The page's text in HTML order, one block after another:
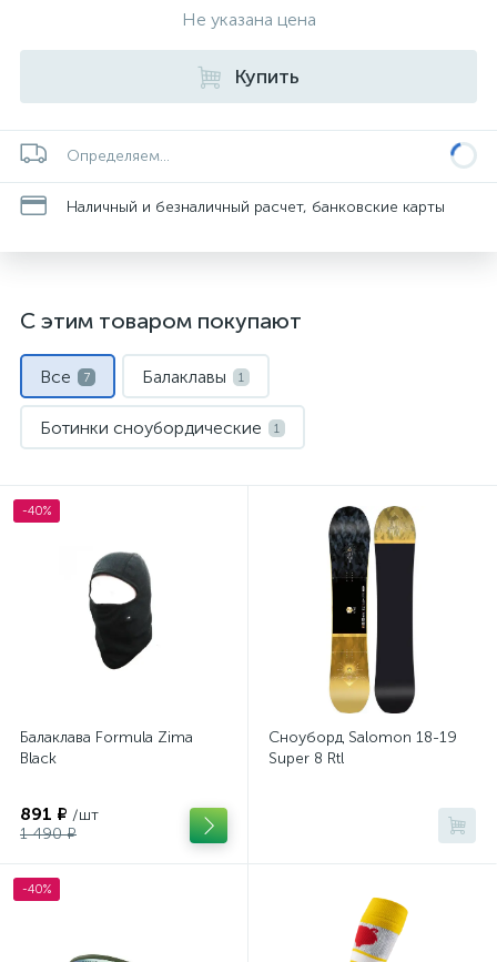
Не указана цена
Купить
Определяем...
Наличный и безналичный расчет, банковские карты
С этим товаром покупают
Все 7 Балаклавы 1
Ботинки сноубордические 1
Сноуборды Шлемы 1
-40%
Балаклава Formula Zima
Black
891 ₽ /шт
1 490 ₽
Сноуборд Salomon 18-19
Super 8 Rtl
-40%